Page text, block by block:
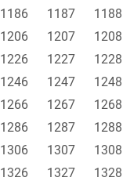
1186 1187 1188
1206 1207 1208
1226 1227 1228
1246 1247 1248
1266 1267 1268
1286 1287 1288
1306 1307 1308
1326 1327 1328